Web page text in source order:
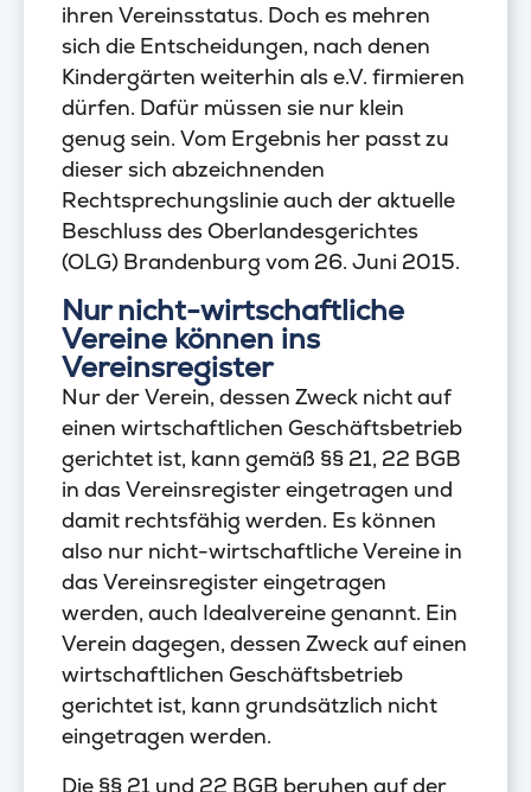
ihren Vereinsstatus. Doch es mehren
sich die Entscheidungen, nach denen
Kindergärten weiterhin als e.V. firmieren
dürfen. Dafür müssen sie nur klein
genug sein. Vom Ergebnis her passt zu
dieser sich abzeichnenden
Rechtsprechungslinie auch der aktuelle
Beschluss des Oberlandesgerichtes
(OLG) Brandenburg vom 26. Juni 2015.
Nur nicht-wirtschaftliche
Vereine können ins
Vereinsregister
Nur der Verein, dessen Zweck nicht auf
einen wirtschaftlichen Geschäftsbetrieb
gerichtet ist, kann gemäß §§ 21, 22 BGB
in das Vereinsregister eingetragen und
damit rechtsfähig werden. Es können
also nur nicht-wirtschaftliche Vereine in
das Vereinsregister eingetragen
werden, auch Idealvereine genannt. Ein
Verein dagegen, dessen Zweck auf einen
wirtschaftlichen Geschäftsbetrieb
gerichtet ist, kann grundsätzlich nicht
eingetragen werden.
Die §§ 21 und 22 BGB beruhen auf der